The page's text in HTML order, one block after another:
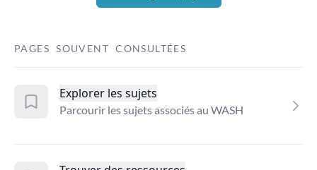
PAGES SOUVENT CONSULTÉES
Explorer les sujets
Parcourir les sujets associés au WASH